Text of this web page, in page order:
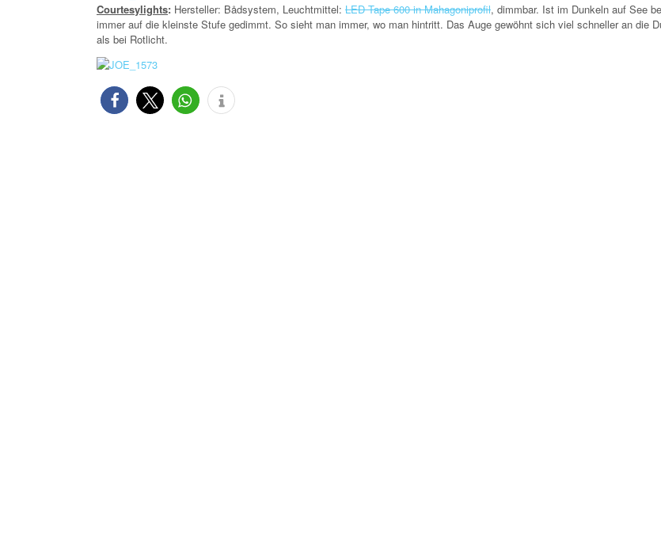
Courtesylights: Hersteller: Bådsystem, Leuchtmittel: LED Tape 600 in Mahagoniprofil, dimmbar. Ist im Dunkeln auf See
immer auf die kleinste Stufe gedimmt. So sieht man immer, wo man hintritt. Das Auge gewöhnt sich viel schneller an die
als bei Rotlicht.